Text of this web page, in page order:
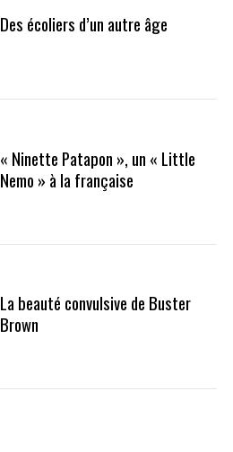
Des écoliers d’un autre âge
« Ninette Patapon », un « Little
Nemo » à la française
La beauté convulsive de Buster
Brown